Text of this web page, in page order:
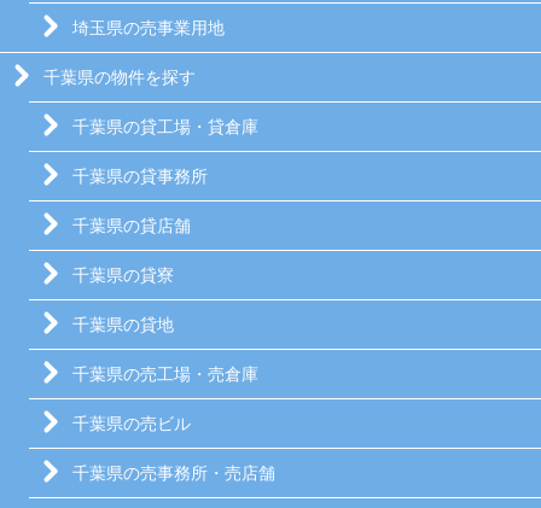
埼玉県の売事業用地
千葉県の物件を探す
千葉県の貸工場・貸倉庫
千葉県の貸事務所
千葉県の貸店舗
千葉県の貸寮
千葉県の貸地
千葉県の売工場・売倉庫
千葉県の売ビル
千葉県の売事務所・売店舗